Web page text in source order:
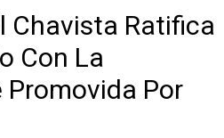
Chavista Ratifica
Con La
Por